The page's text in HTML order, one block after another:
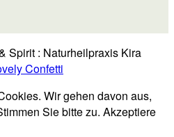
Spirit : Naturheilpraxis Kira
Confetti
Wir gehen davon aus,
Sie bitte zu. Akzeptiere